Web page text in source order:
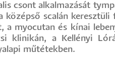
csont alkalmazását
középső scalán keresztüli
myocutan és kínai
klinikán, a Kellényi
műtétekben.